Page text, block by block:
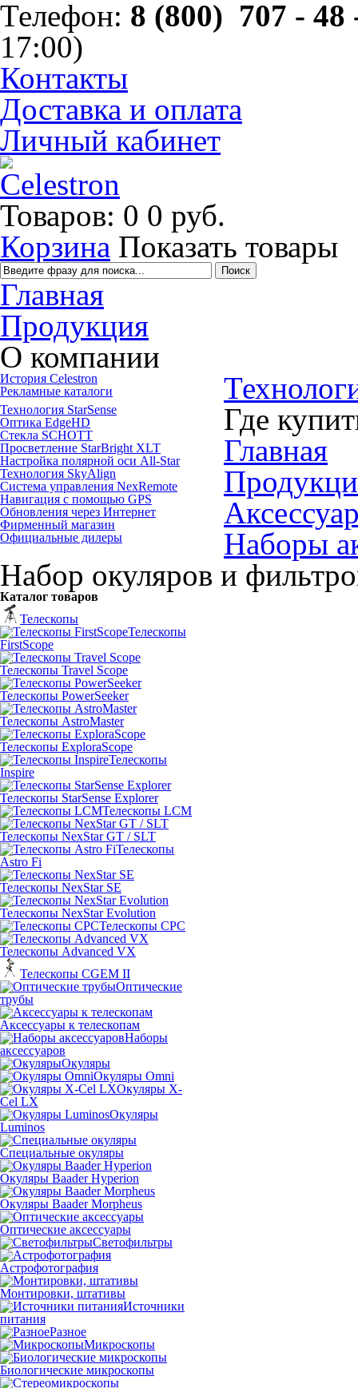
Телефон: 8 (800) 707 - 48
17:00)
Контакты
Доставка и оплата
Личный кабинет
Товаров: 0 0 руб.
Корзина Показать товары
Главная
Продукция
О компании
История Celestron
Рекламные каталоги
Технология StarSense
Оптика EdgeHD
Стекла SCHOTT
Просветление StarBright XLT
Настройка полярной оси All-Star
Технология SkyAlign
Система управления NexRemote
Навигация с помощью GPS
Обновления через Интернет
Где
Фирменный магазин
Официальные дилеры
Главная
Наборы
Набор окуляров и
Каталог товаров
Телескопы
Телескопы
FirstScope
Телескопы Travel Scope
Телескопы PowerSeeker
Телескопы AstroMaster
Телескопы ExploraScope
Телескопы
Inspire
Телескопы StarSense Explorer
Телескопы LCM
Телескопы NexStar GT / SLT
Телескопы
Astro Fi
Телескопы NexStar SE
Телескопы NexStar Evolution
Телескопы CPC
Телескопы Advanced VX
Телескопы CGEM II
Оптические
трубы
Аксессуары к телескопам
Наборы
аксессуаров
Окуляры
Окуляры Omni
Окуляры X-
Сel LX
Окуляры
Luminos
Специальные окуляры
Окуляры Baader Hyperion
Окуляры Baader Morpheus
Оптические аксессуары
Светофильтры
Астрофотография
Монтировки, штативы
Источники
питания
Разное
Микроскопы
Биологические микроскопы